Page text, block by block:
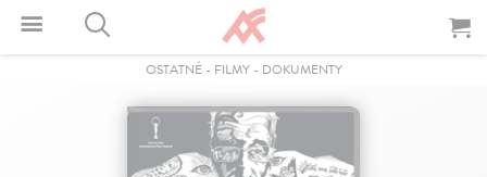
OSTATNÉ- FILMY- DOKUMENTY